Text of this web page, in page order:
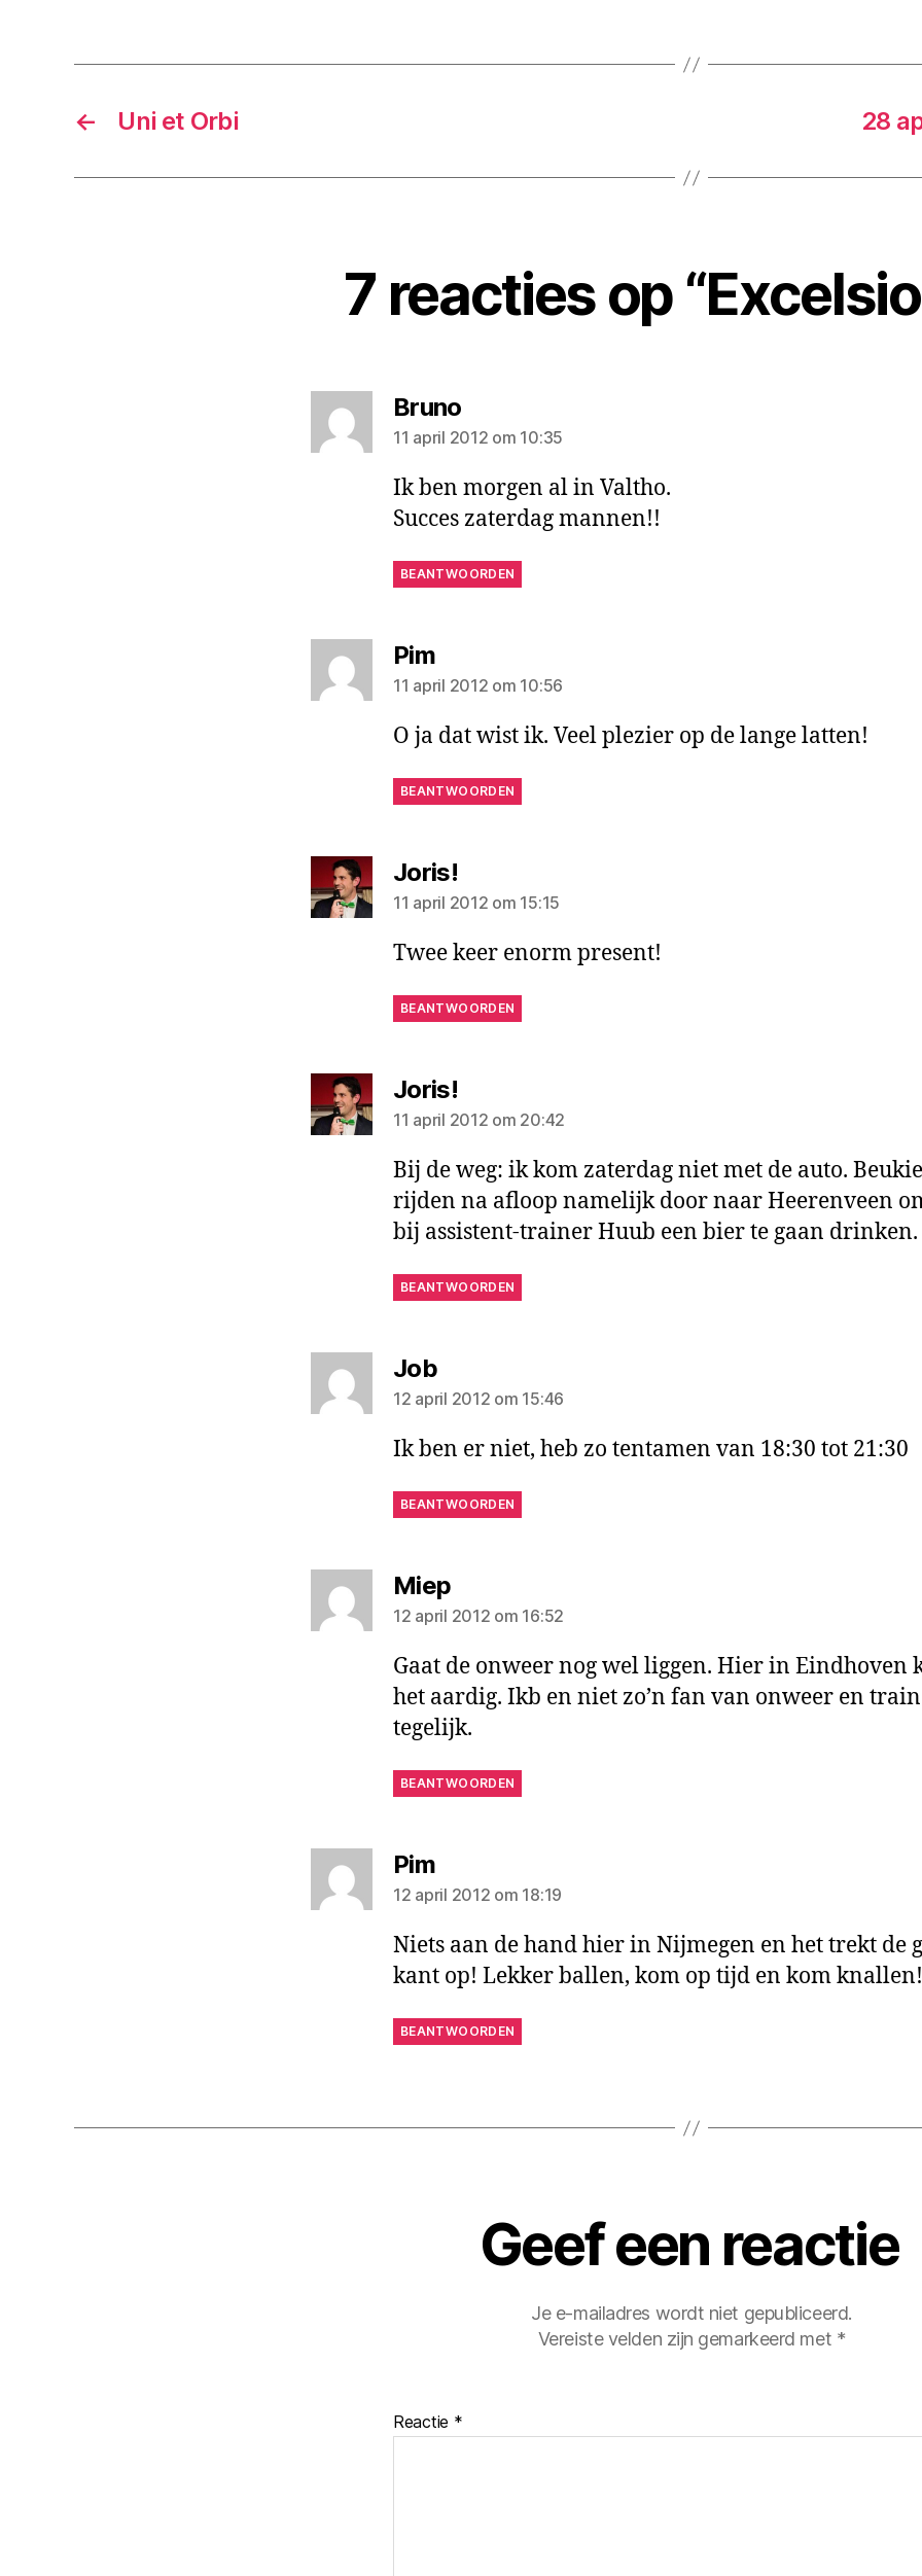
← Uni et Orbi 28
7 reacties op
Brunozegt:
11 april 2012 om 10:35
Ik ben morgen al in Valtho.
Succes zaterdag mannen!!
BEANTWOORDEN
Pimzegt:
11 april 2012 om 10:56
O ja dat wist ik. Veel plezier op de lange latten!
BEANTWOORDEN
Joris!
11 april 2012 om 15:15
Twee keer enorm present!
BEANTWOORDEN
Joris!
11 april 2012 om 20:42
Bij de weg: ik kom zaterdag niet met de auto.
rijden na afloop namelijk door naar Heerenveen
bij assistent-trainer Huub een bier te gaan drinken.
BEANTWOORDEN
Jobzegt:
12 april 2012 om 15:46
Ik ben er niet, heb zo tentamen van 18:30 tot 21:30
BEANTWOORDEN
Miepzegt:
12 april 2012 om 16:52
Gaat de onweer nog wel liggen. Hier in Eindhoven
het aardig. Ikb en niet zo’n fan van onweer en
tegelijk.
BEANTWOORDEN
Pimzegt:
12 april 2012 om 18:19
Niets aan de hand hier in Nijmegen en het trekt de
kant op! Lekker ballen, kom op tijd en kom knallen!
BEANTWOORDEN
Geef een reactie
Je e-mailadres wordt niet gepubliceerd.
Vereiste velden zijn gemarkeerd met *
Reactie *